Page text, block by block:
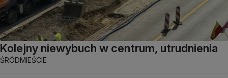
Kolejny niewybuch w centrum, utrudnienia
ŚRÓDMIEŚCIE